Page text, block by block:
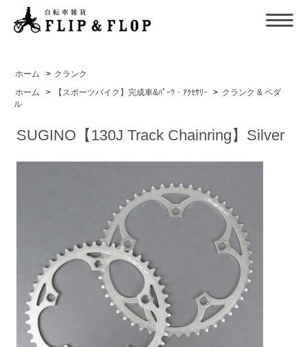
ホーム > クランク
ホーム
> 【スポーツバイク】完成車&ﾊﾟｰﾂ・ｱｸｾｻﾘｰ > クランク & ペダ
ル
SUGINO【130J Track Chainring】Silver